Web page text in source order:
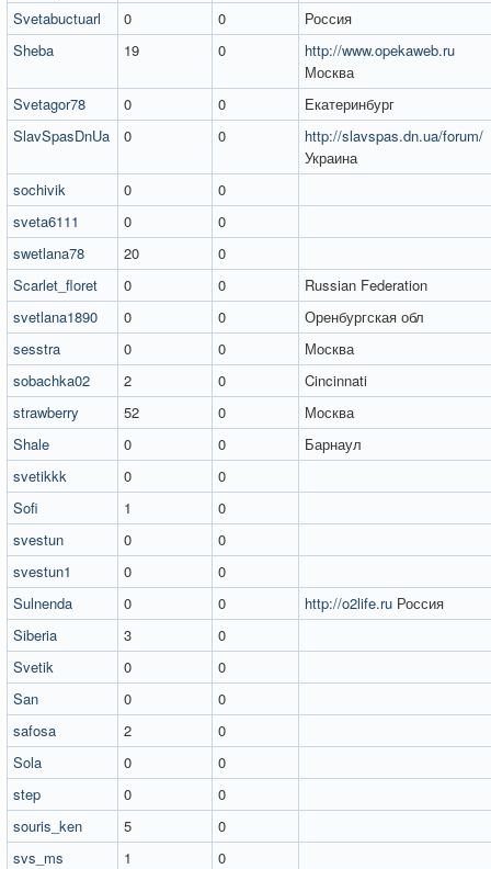
Svetabuctuarl
0 0
Россия
Sheba
19 0
http://www.opekaweb.ru
Москва
Svetagor78
0 0
Екатеринбург
SlavSpasDnUa
0 0
http://slavspas.dn.ua/forum/
Украина
sochivik
0
0
sveta6111
0
0
swetlana78
20
0
Scarlet_floret
0 0
Russian Federation
svetlana1890
0 0
Оренбургская обл
sesstra
0 0
Москва
sobachka02
2 0
Cincinnati
strawberry
52 0
Москва
Shale
0 0
Барнаул
svetikkk
0
0
Sofi
1
0
svestun
0
0
svestun1
0
0
Sulnenda
0 0 http://o2life.ru Россия
Siberia
3
0
Svetik
0
0
San
0
0
safosa
2
0
Sola
0
0
step
0
0
souris_ken
5
0
svs_ms
1
0